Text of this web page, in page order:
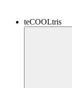
teCOOLtris